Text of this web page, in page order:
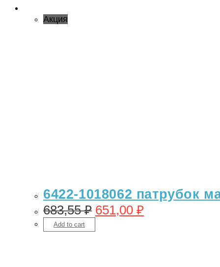
Акция
6422-1018062 патрубок
683,55₽ 651,00 ₽
Add to cart